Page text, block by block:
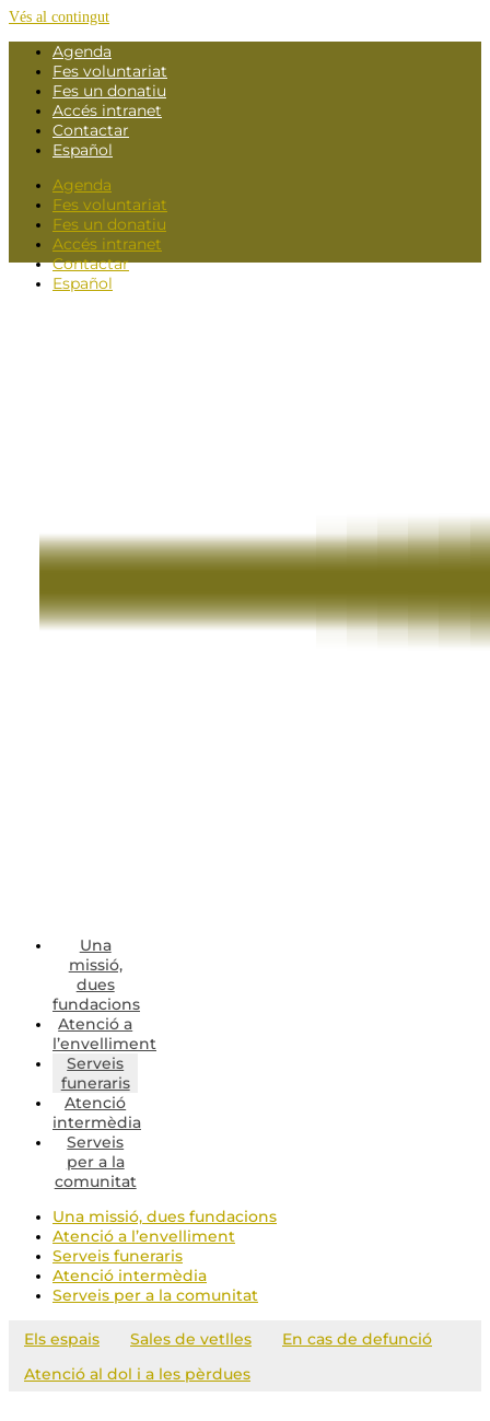
Vés al contingut
Agenda
Fes voluntariat
Fes un donatiu
Accés intranet
Contactar
Español
Agenda
Fes voluntariat
Fes un donatiu
Accés intranet
Contactar
Español
Una
missió,
dues
fundacions
Atenció a
l’envelliment
Serveis
funeraris
Atenció
intermèdia
Serveis
per a la
comunitat
Una missió, dues fundacions
Atenció a l’envelliment
Serveis funeraris
Atenció intermèdia
Serveis per a la comunitat
Els espais Sales de vetlles
En cas de defunció
Atenció al dol i a les pèrdues